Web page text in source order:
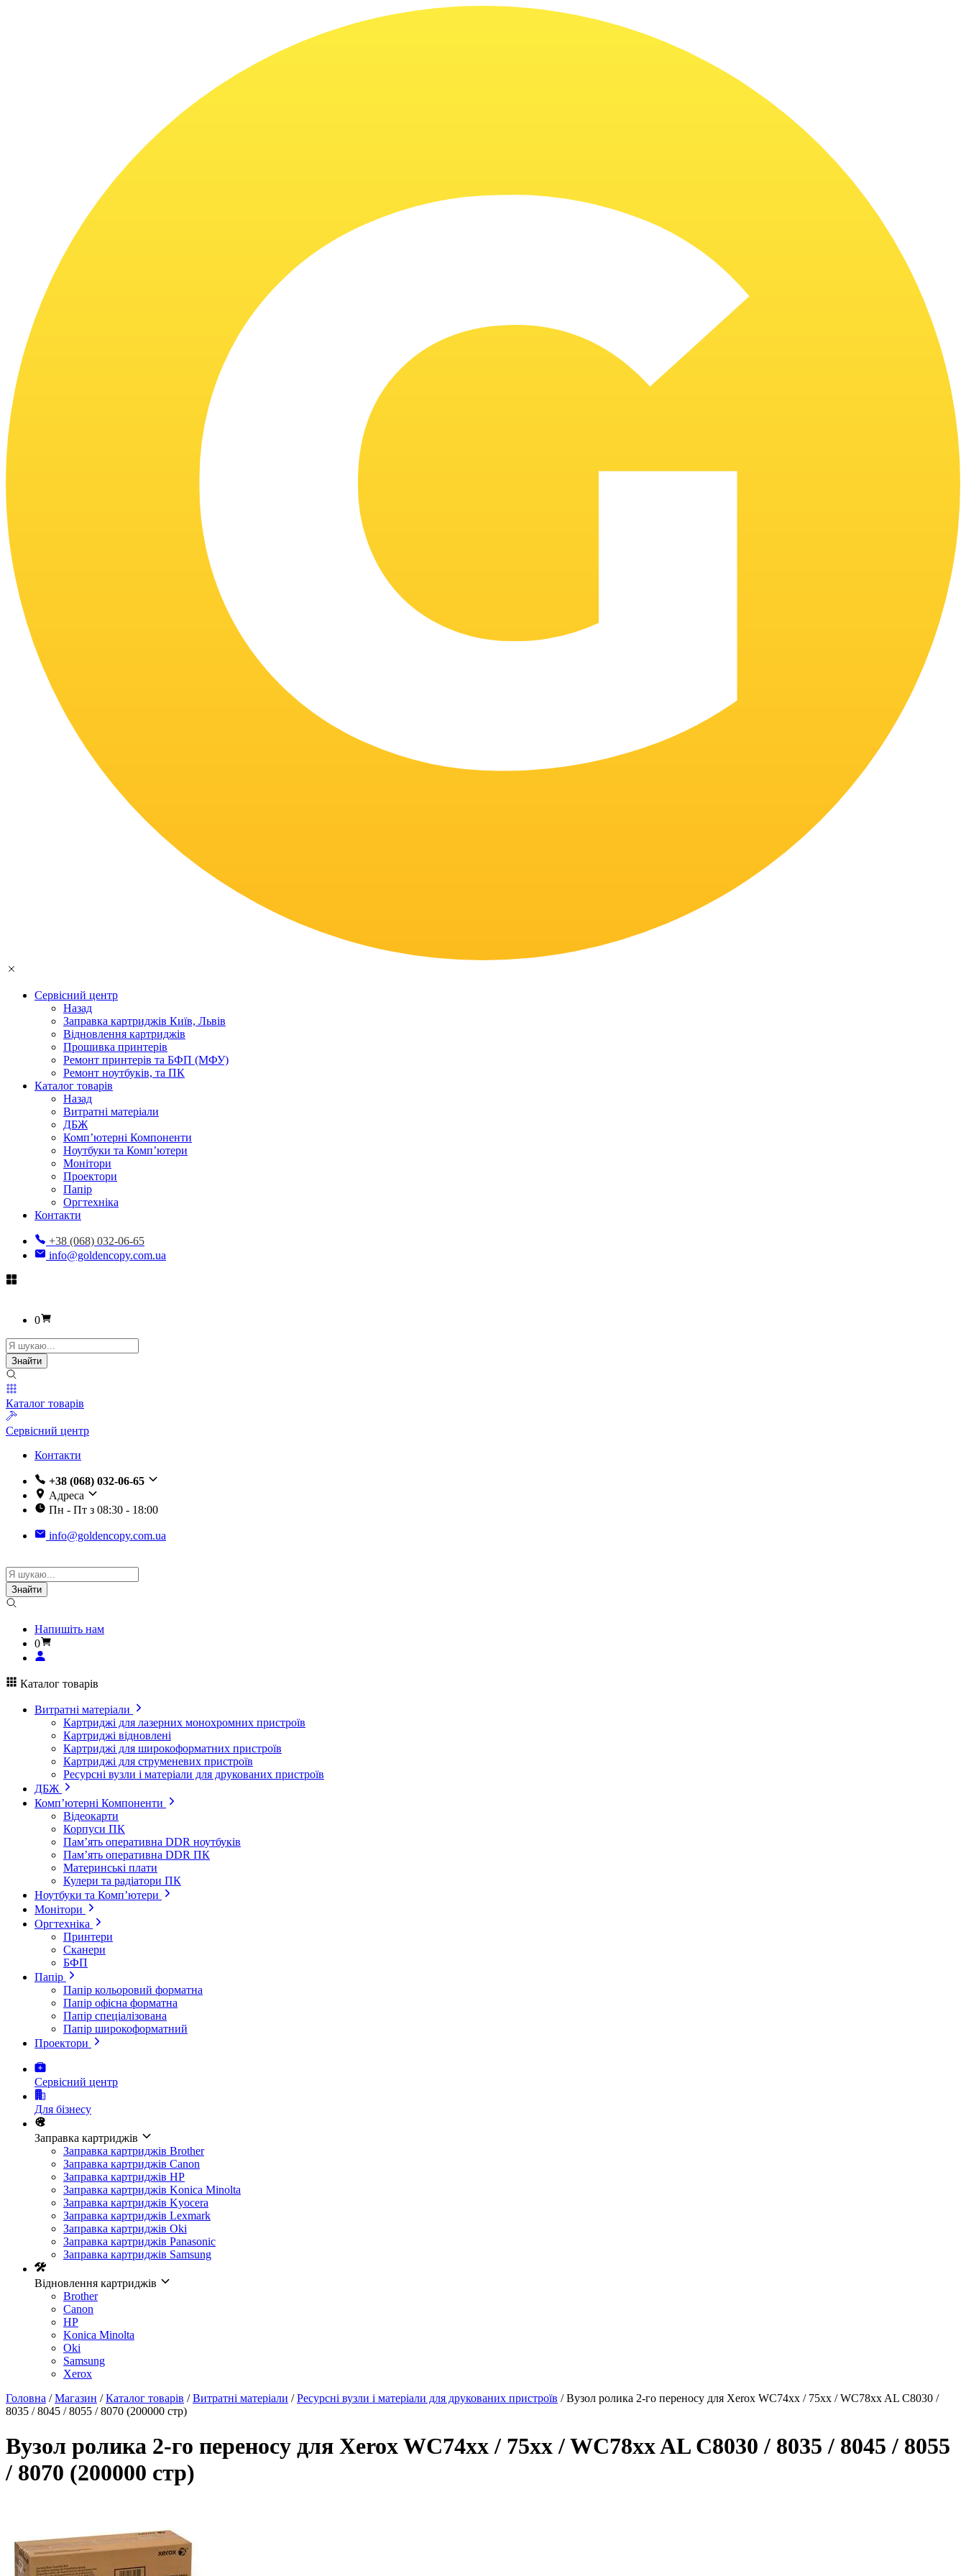
Сервісний центр
Назад
Заправка картриджів Київ, Львів
Відновлення картриджів
Прошивка принтерів
Ремонт принтерів та БФП (МФУ)
Ремонт ноутбуків, та ПК
Каталог товарів
Назад
Витратні матеріали
ДБЖ
Комп’ютерні Компоненти
Ноутбуки та Комп’ютери
Монітори
Проектори
Папір
Оргтехніка
Контакти
+38 (068) 032-06-65
info@goldencopy.com.ua
0
Пошук
товарів
Знайти
Каталог товарів
Сервісний центр
Контакти
+38 (068) 032-06-65
Адреса
Пн - Пт з 08:30 - 18:00
info@goldencopy.com.ua
Пошук
товарів
Знайти
Напишіть нам
0
Каталог товарів
Витратні матеріали
Картриджі для лазерних монохромних пристроїв
Картриджі відновлені
Картриджі для широкоформатних пристроїв
Картриджі для струменевих пристроїв
Ресурсні вузли і матеріали для друкованих пристроїв
ДБЖ
Комп’ютерні Компоненти
Відеокарти
Корпуси ПК
Пам’ять оперативна DDR ноутбуків
Пам’ять оперативна DDR ПК
Материнські плати
Кулери та радіатори ПК
Ноутбуки та Комп’ютери
Монітори
Оргтехніка
Принтери
Сканери
БФП
Папір
Папір кольоровий форматна
Папір офісна форматна
Папір спеціалізована
Папір широкоформатний
Проектори
Сервісний центр
Для бізнесу
Заправка картриджів
Заправка картриджів Brother
Заправка картриджів Canon
Заправка картриджів HP
Заправка картриджів Konica Minolta
Заправка картриджів Kyocera
Заправка картриджів Lexmark
Заправка картриджів Oki
Заправка картриджів Panasonic
Заправка картриджів Samsung
Відновлення картриджів
Brother
Canon
HP
Konica Minolta
Oki
Samsung
Xerox
Головна /Магазин /Каталог товарів /Витратні матеріали /Ресурсні вузли і матеріали для друкованих пристроїв / Вузол ролика 2-го переносу для Xerox WC74xx / 75xx / WC78xx AL C8030 /
8035 / 8045 / 8055 / 8070 (200000 стр)
Вузол ролика 2-го переносу для Xerox WC74xx / 75xx / WC78xx AL C8030 / 8035 / 8045 / 8055
/ 8070 (200000 стр)